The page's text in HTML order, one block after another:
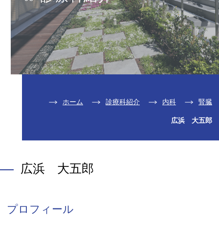
ホーム 診療科紹介 内科 腎臓
広浜 大五郎
広浜 大五郎
プロフィール